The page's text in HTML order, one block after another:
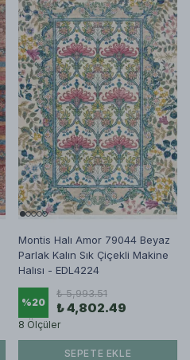
Montis Halı Amor 79044 Beyaz
Parlak Kalın Sık Çiçekli Makine
Halısı - EDL4224
%20
₺ 5,993.51
₺ 4,802.49
8 Ölçüler
SEPETE EKLE